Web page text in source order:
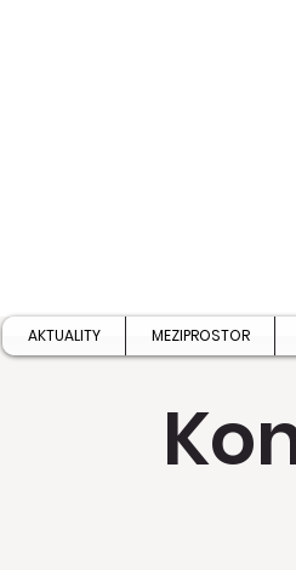
AKTUALITY MEZIPROSTOR